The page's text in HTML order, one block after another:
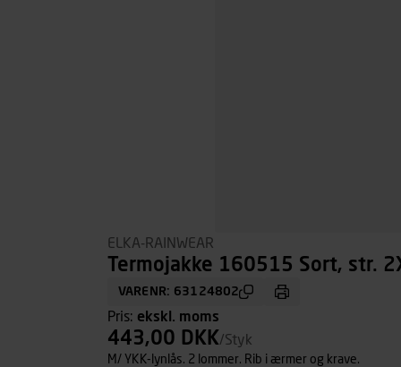
ELKA-RAINWEAR
Termojakke 160515 Sort, str.
VARENR: 63124802
Pris: ekskl. moms
443,00 DKK/Styk
M/ YKK-lynlås. 2 lommer. Rib i ærmer og krave.